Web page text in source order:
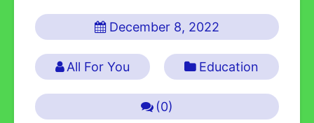
December 8, 2022
All For You Education
(0)